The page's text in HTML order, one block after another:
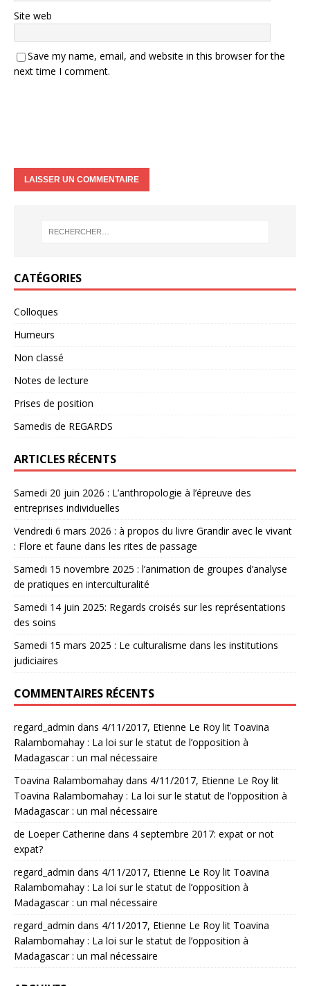
Site web
Save my name, email, and website in this browser for the
next time I comment.
CATÉGORIES
Colloques
Humeurs
Non classé
Notes de lecture
Prises de position
Samedis de REGARDS
ARTICLES RÉCENTS
Samedi 20 juin 2026 : L’anthropologie à l’épreuve des
entreprises individuelles
Vendredi 6 mars 2026 : à propos du livre Grandir avec le vivant
: Flore et faune dans les rites de passage
Samedi 15 novembre 2025 : l’animation de groupes d’analyse
de pratiques en interculturalité
Samedi 14 juin 2025: Regards croisés sur les représentations
des soins
Samedi 15 mars 2025 : Le culturalisme dans les institutions
judiciaires
COMMENTAIRES RÉCENTS
regard_admin dans 4/11/2017, Etienne Le Roy lit Toavina
Ralambomahay : La loi sur le statut de l’opposition à
Madagascar : un mal nécessaire
Toavina Ralambomahay dans 4/11/2017, Etienne Le Roy lit
Toavina Ralambomahay : La loi sur le statut de l’opposition à
Madagascar : un mal nécessaire
de Loeper Catherine dans 4 septembre 2017: expat or not
expat?
regard_admin dans 4/11/2017, Etienne Le Roy lit Toavina
Ralambomahay : La loi sur le statut de l’opposition à
Madagascar : un mal nécessaire
regard_admin dans 4/11/2017, Etienne Le Roy lit Toavina
Ralambomahay : La loi sur le statut de l’opposition à
Madagascar : un mal nécessaire